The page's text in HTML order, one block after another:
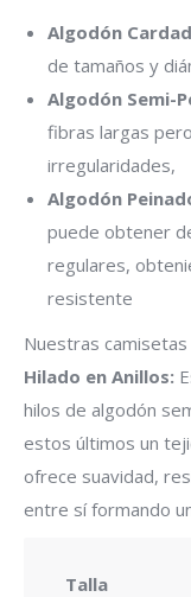
Algodón
de tamaños y
Algodón Semi-
fibras largas
irregularidades,
Algodón
puede obtener
regulares,
resistente
Nuestras
Hilado en Anillos:
hilos de algodón
estos últimos un
ofrece suavidad,
entre sí formando
Talla